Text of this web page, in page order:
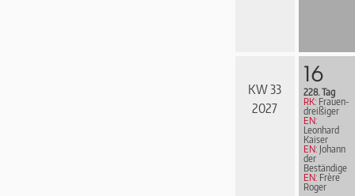
KW 33
2027
16
228. Tag
RK: Frau­en­
drei­ßi­ger
EN:
Leonhard
Kaiser
EN: Johann
der
Beständige
EN: Frère
Roger